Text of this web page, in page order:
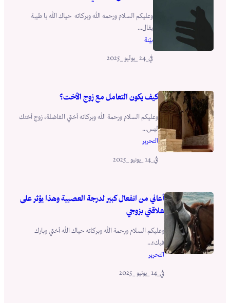
وعليكم السلام ورحمه الله وبركاته حياك الله يا طيبة
يقال...
بيّنة
في_24 _يوليو _2025
كيف يكون التعامل مع زوج الأخت؟
وعليكم السلام ورحمة الله وبركاته أختي الفاضلة، زوج أختك
ليس...
التحرير
في
أعاني من انفعال كبير لدرجة العصبية وهذا يؤثر على
علاقتي بزوجي
وعليكم السلام ورحمة الله وبركاته حياك الله أختي وبارك
فيك؛...
التحرير
في _14 _يونيو _2025